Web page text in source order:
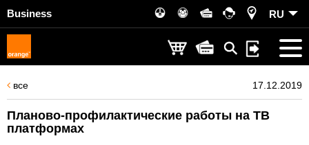
Business RU
все 17.12.2019
Планово-профилактические работы на ТВ
платформах